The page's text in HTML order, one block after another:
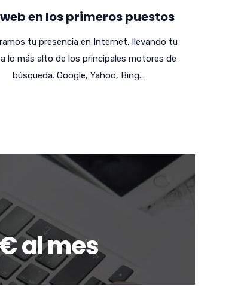
en los primeros puestos
tu presencia en Internet, llevando tu
lo más alto de los principales motores de
búsqueda. Google, Yahoo, Bing...
al mes